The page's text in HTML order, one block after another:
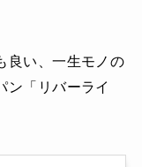
え頻度が高けれ
、オマケにフッ
ことに・・・て
の戦略ではない
てのようにフッ
良い、一生モノの
ン「リバーライ